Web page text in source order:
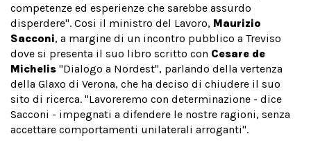
competenze ed esperienze che sarebbe assurdo
disperdere". Cosi il ministro del Lavoro, Maurizio
Sacconi, a margine di un incontro pubblico a Treviso
dove si presenta il suo libro scritto con Cesare de
Michelis "Dialogo a Nordest", parlando della vertenza
della Glaxo di Verona, che ha deciso di chiudere il suo
sito di ricerca. "Lavoreremo con determinazione - dice
Sacconi - impegnati a difendere le nostre ragioni, senza
accettare comportamenti unilaterali arroganti".